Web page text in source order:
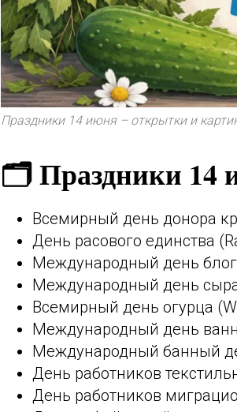
Праздники 14 июня – открытки и
🗂️ Праздники 14
Всемирный день донора
День расового единства
Международный день
Международный день
Всемирный день огурца
Международный день
Международный банный
День работников
День работников